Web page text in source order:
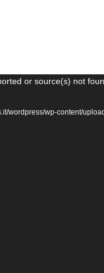
or source(s) not
wordpress/wp-content/